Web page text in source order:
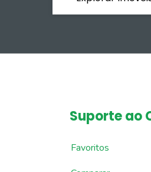
Suporte ao
Favoritos